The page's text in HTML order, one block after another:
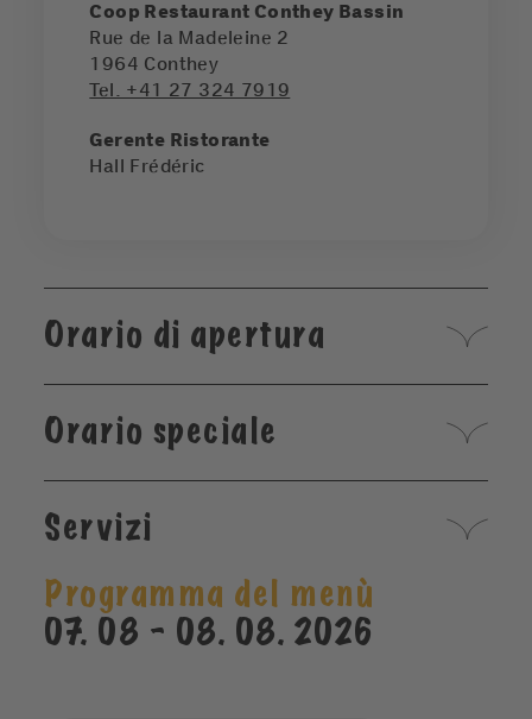
Coop Restaurant Conthey Bassin
Rue de la Madeleine 2
1964 Conthey
Tel. +41 27 324 7919
Gerente Ristorante
Hall Frédéric
Orario di apertura
Orario speciale
Servizi
Programma del menù
07. 08 - 08. 08. 2026